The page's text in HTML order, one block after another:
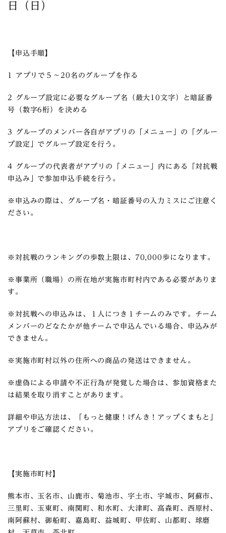
日（日）
【申込手順】
1 アプリで５～20名のグループを作る
2 グループ設定に必要なグループ名（最大10文字）と暗証番
号（数字6桁）を決める
3 グループのメンバー各自がアプリの「メニュー」の「グルー
プ設定」でグループ設定を行う。
4 グループの代表者がアプリの「メニュー」内にある「対抗戦
申込み」で参加申込手続を行う。
※申込みの際は、グループ名・暗証番号の入力ミスにご注意く
ださい。
※ 対抗戦の ランキングの歩数上限は、70,000歩になります。
※事業所（職場）の所在地が実施市町村内である必要がありま
す。
※対抗戦への申込みは、１人につき１チームのみです。チーム
メンバーのどなたかが他チームで申込んでいる場合、申込みが
できません。
※実施市町村以外の住所への商品の発送はできません。
※虚偽による申請や不正行為が発覚した場合は、参加資格また
は結果を取り消すことがあります。
詳細や申込方法は、「もっと健康！げんき！アップくまもと」
アプリをご確認ください。
【実施市町村】
熊本市、玉名市、山鹿市、菊池市、宇土市、宇城市、阿蘇市、
三里町、玉東町、南関町、和水町、大津町、高森町、西原村、
南阿蘇村、御船町、嘉島町、益城町、甲佐町、山都町、球磨